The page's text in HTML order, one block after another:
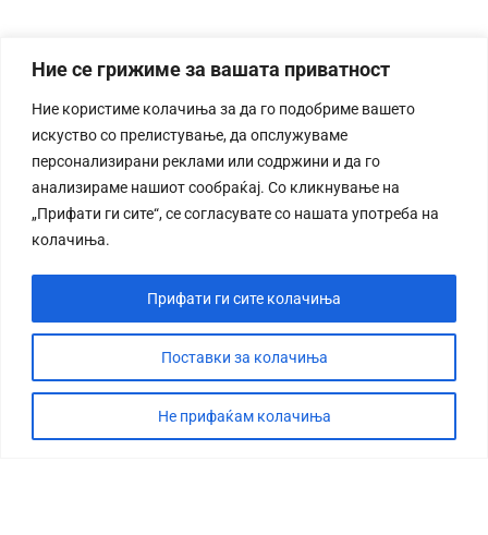
Ние се грижиме за вашата приватност
Ние користиме колачиња за да го подобриме вашето
искуство со прелистување, да опслужуваме
персонализирани реклами или содржини и да го
анализираме нашиот сообраќај. Со кликнување на
„Прифати ги сите“, се согласувате со нашата употреба на
колачиња.
Поставки за колачиња
Не прифаќам колачиња
Прифати ги сите колачиња